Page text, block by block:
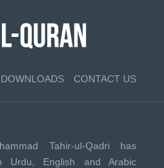
DOWNLOADS CONTACT US
Tahir-ul-Qadri has
Urdu, English and Arabic